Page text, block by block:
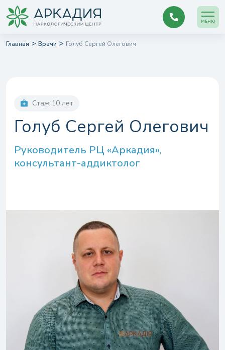
МЕНЮ
Главная > Врачи > Голуб Сергей Олегович
Стаж 10 лет
Голуб Сергей Олегович
Руководитель РЦ «Аркадия»,
консультант-аддиктолог